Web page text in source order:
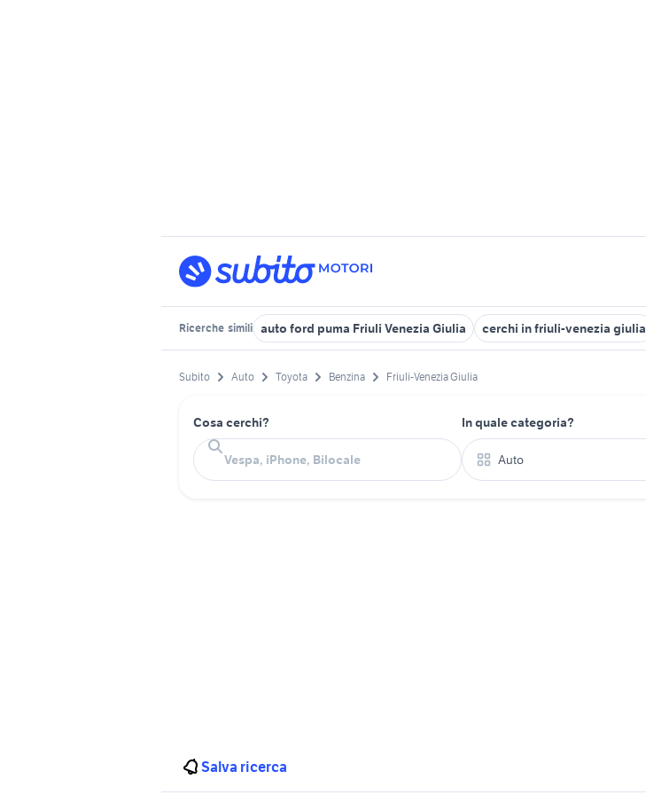
Ricerche simili auto ford puma Friuli Venezia Giulia cerchi in friuli-venezia giulia
Subito Auto Toyota Benzina Friuli-Venezia Giulia
Cosa cerchi? In quale categoria?
Auto
Salva ricerca